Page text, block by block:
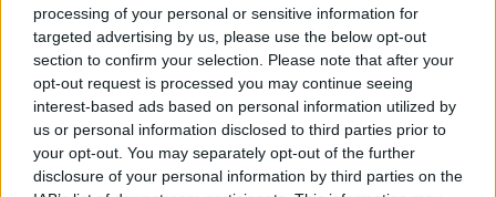
processing of your personal or sensitive information for
targeted advertising by us, please use the below opt-out
section to confirm your selection. Please note that after your
opt-out request is processed you may continue seeing
interest-based ads based on personal information utilized by
us or personal information disclosed to third parties prior to
your opt-out. You may separately opt-out of the further
disclosure of your personal information by third parties on the
μπορεί να προκαλούν αρνητικές επιπτώσεις
στην υγεία», σημειώνει ο συγγραφέας. Αυτά
περιλαμβάνουν σοβαρό εθισμό, υπερβολική
δόση και θάνατο.
5. Φάρμακα χημειοθεραπείας